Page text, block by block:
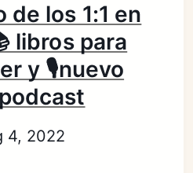
de los 1:1 en
libros para
y 🎙nuevo
4, 2022